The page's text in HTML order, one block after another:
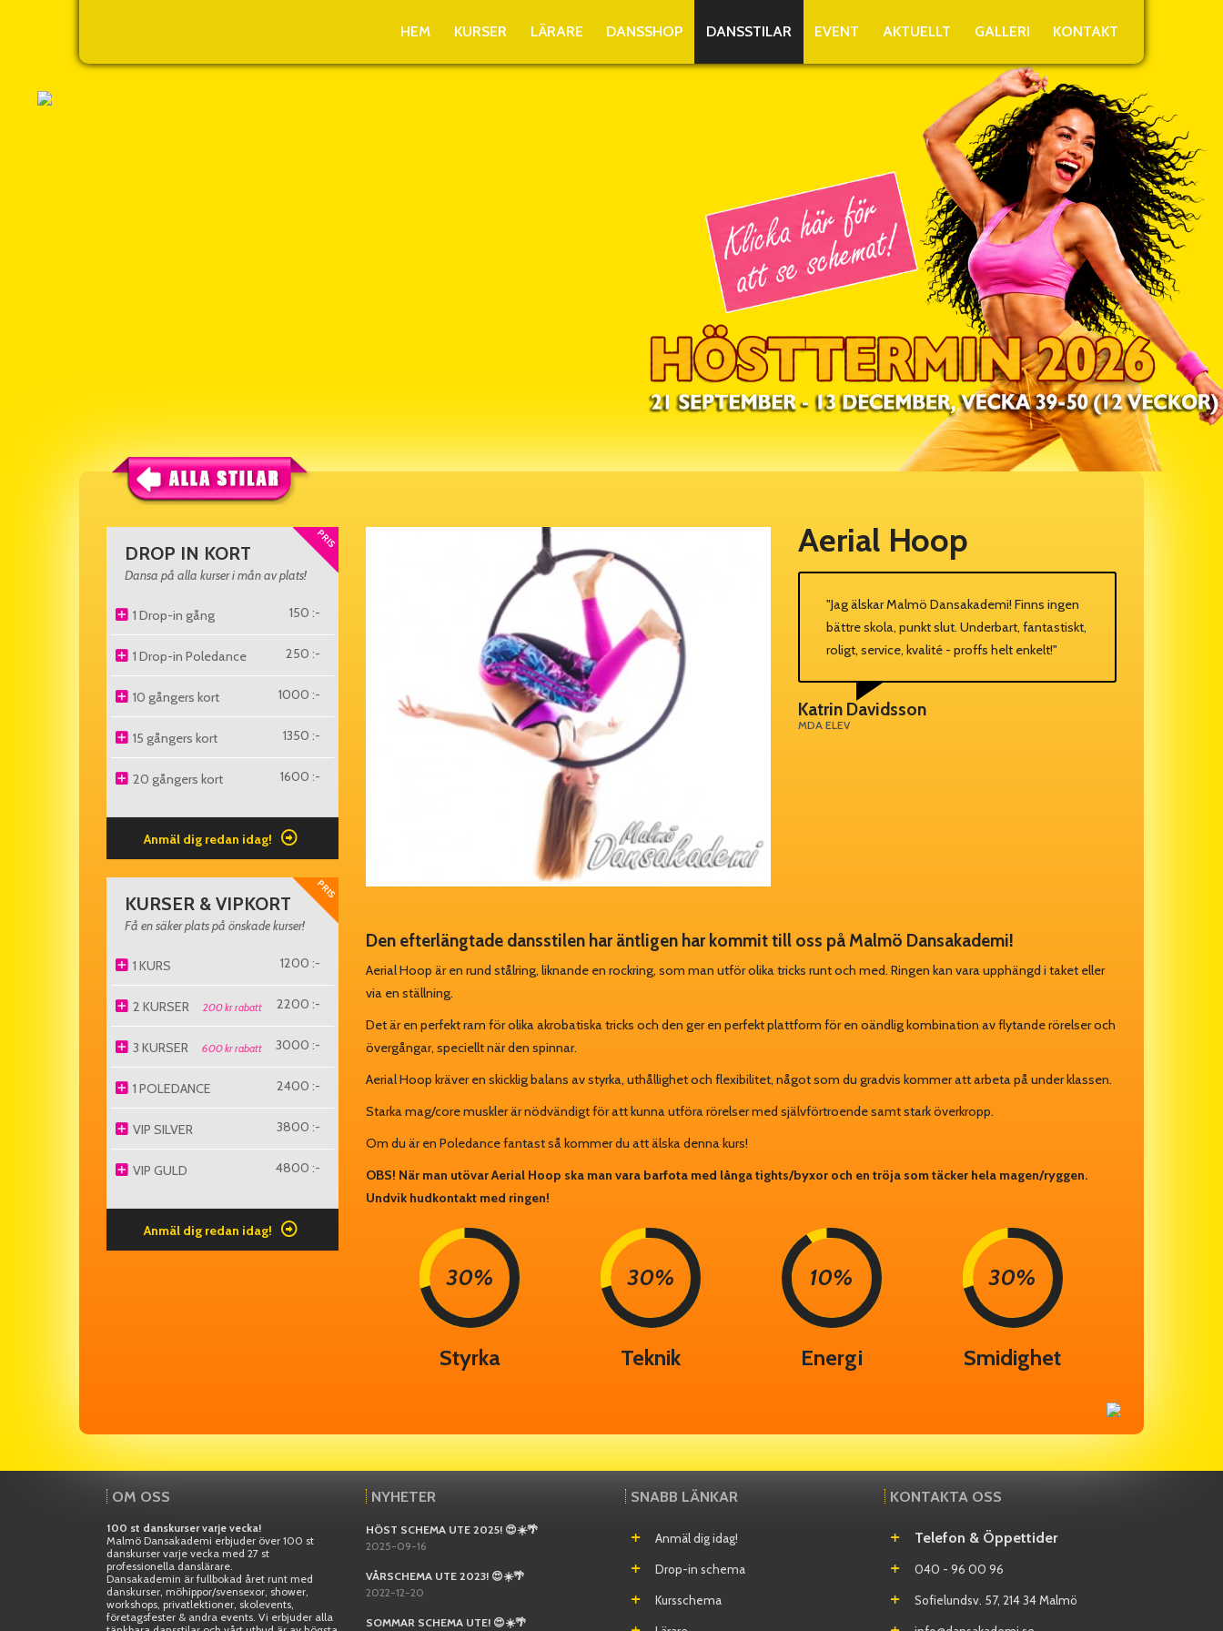
HEM KURSER LÄRARE DANSSHOP DANSSTILAR EVENT AKTUELLT GALLERI KONTAKT
DROP IN KORT
Dansa på alla kurser i mån av plats!
PRIS
1 Drop-in gång 150 :-
1 Drop-in Poledance 250 :-
10 gångers kort 1000 :-
15 gångers kort 1350 :-
20 gångers kort 1600 :-
Anmäl dig redan idag!
KURSER & VIPKORT
Få en säker plats på önskade kurser!
PRIS
1 KURS 1200 :-
2 KURSER 200 kr rabatt 2200 :-
3 KURSER 600 kr rabatt 3000 :-
1 POLEDANCE 2400 :-
VIP SILVER 3800 :-
VIP GULD 4800 :-
Anmäl dig redan idag!
Aerial Hoop
"Jag älskar Malmö Dansakademi! Finns ingen
bättre skola, punkt slut. Underbart, fantastiskt,
roligt, service, kvalité - proffs helt enkelt!"
Katrin Davidsson
MDA ELEV
Den efterlängtade dansstilen har äntligen har kommit till oss på Malmö Dansakademi!
Aerial Hoop är en rund stålring, liknande en rockring, som man utför olika tricks runt och med. Ringen kan vara upphängd i taket eller
via en ställning.
Det är en perfekt ram för olika akrobatiska tricks och den ger en perfekt plattform för en oändlig kombination av flytande rörelser och
övergångar, speciellt när den spinnar.
Aerial Hoop kräver en skicklig balans av styrka, uthållighet och flexibilitet, något som du gradvis kommer att arbeta på under klassen.
Starka mag/core muskler är nödvändigt för att kunna utföra rörelser med självförtroende samt stark överkropp.
Om du är en Poledance fantast så kommer du att älska denna kurs!
OBS! När man utövar Aerial Hoop ska man vara barfota med långa tights/byxor och en tröja som täcker hela magen/ryggen.
Undvik hudkontakt med ringen!
30%
Styrka
30%
Teknik
10%
Energi
30%
Smidighet
OM OSS
100 st danskurser varje vecka!
Malmö Dansakademi erbjuder över 100 st
danskurser varje vecka med 27 st
professionella danslärare.
Dansakademin är fullbokad året runt med
danskurser, möhippor/svensexor, shower,
workshops, privatlektioner, skolevents,
företagsfester & andra events. Vi erbjuder alla
NYHETER
HÖST SCHEMA UTE 2025! 😍☀️🌴
2025-09-16
VÅRSCHEMA UTE 2023! 😍☀️🌴
2022-12-20
SOMMAR SCHEMA UTE! 😍☀️🌴
SNABB LÄNKAR
Anmäl dig idag!
Drop-in schema
Kursschema
KONTAKTA OSS
Telefon & Öppettider
040 - 96 00 96
Sofielundsv. 57, 214 34 Malmö